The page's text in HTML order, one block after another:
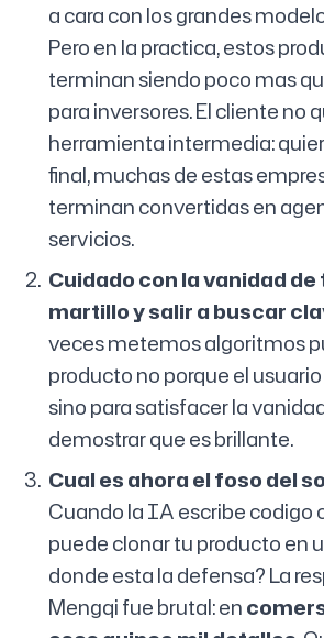
a cara con los grandes
Pero en la practica, estos
terminan siendo poco mas
para inversores. El cliente no
herramienta intermedia:
final, muchas de estas
terminan convertidas en
servicios.
Cuidado con la vanidad de
martillo y salir a buscar
veces metemos algoritmos
producto no porque el
sino para satisfacer la
demostrar que es brillante.
Cual es ahora el foso del
Cuando la IA escribe codigo
puede clonar tu producto en
donde esta la defensa? La
Mengqi fue brutal: en